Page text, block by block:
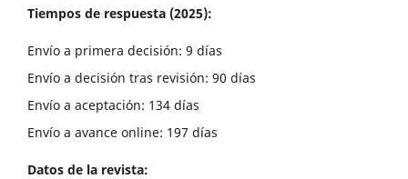
Tiempos de respuesta (2025):
Envío a primera decisión: 9 días
Envío a decisión tras revisión: 90 días
Envío a aceptación: 134 días
Envío a avance online: 197 días
Datos de la revista: